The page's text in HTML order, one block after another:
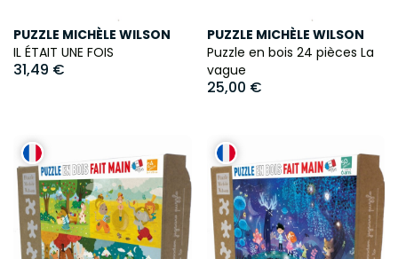
PUZZLE MICHÈLE WILSON
IL ÉTAIT UNE FOIS
31,49 €
PUZZLE MICHÈLE WILSON
Puzzle en bois 24 pièces La
vague
25,00 €